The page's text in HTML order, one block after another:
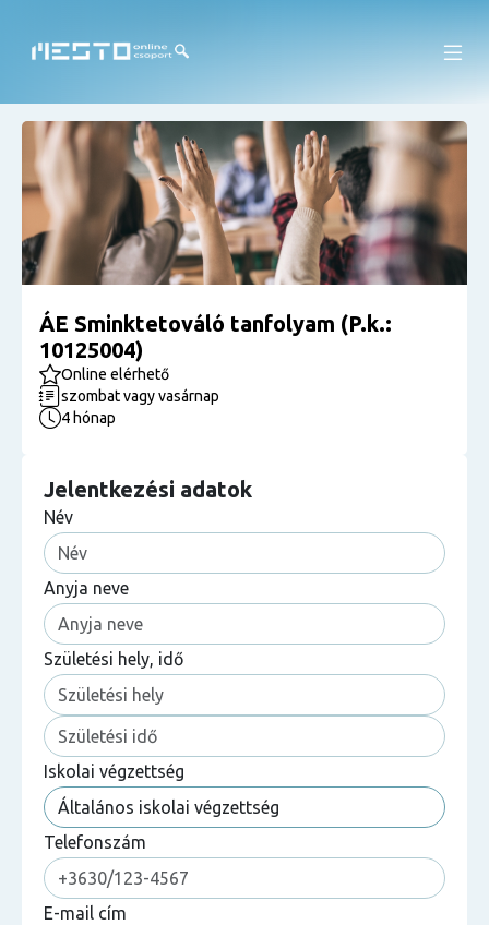
ÁE Sminktetováló tanfolyam (P.k.:
10125004)
Online elérhető
szombat vagy vasárnap
4 hónap
Jelentkezési adatok
Név
Anyja neve
Születési hely, idő
Iskolai végzettség
Telefonszám
E-mail cím